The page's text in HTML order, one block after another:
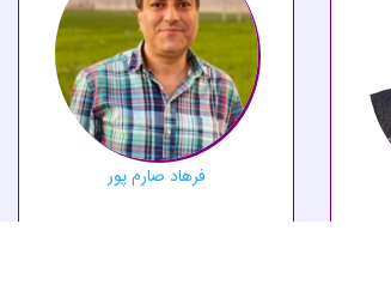
فرهاد صارم پور